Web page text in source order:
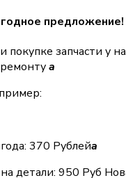
предложение!
покупке запчасти у
a
370 Рублейa
детали: 950 Руб